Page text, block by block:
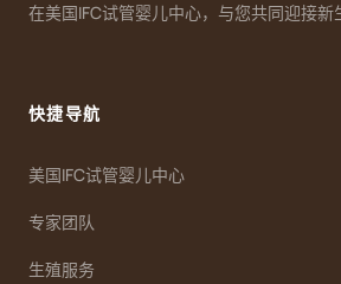
在美国IFC试管婴儿中心，与您共同迎接新
快捷导航
美国IFC试管婴儿中心
专家团队
生殖服务